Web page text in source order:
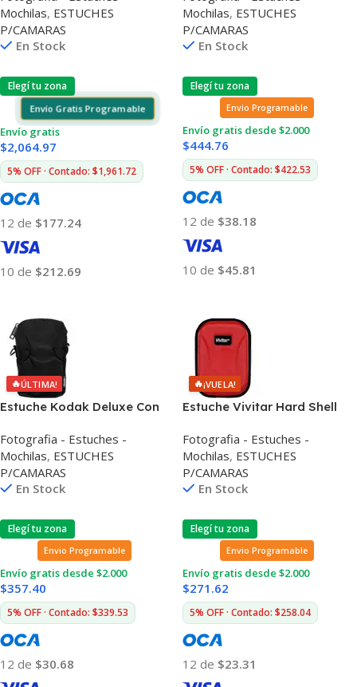
Mochilas, ESTUCHES
P/CAMARAS
En Stock
Elegí tu zona
Envío Gratis Programable
Envío gratis
$2,064.97
5% OFF · Contado: $1,961.72
12 de $177.24
10 de $212.69
Mochilas, ESTUCHES
P/CAMARAS
En Stock
Elegí tu zona
Envio Programable
Envío gratis desde $2.000
$444.76
5% OFF · Contado: $422.53
12 de $38.18
10 de $45.81
🔥ÚLTIMA!
Estuche Kodak Deluxe Con
Fotografia - Estuches -
Mochilas, ESTUCHES
P/CAMARAS
En Stock
Elegí tu zona
Envio Programable
Envío gratis desde $2.000
$357.40
5% OFF · Contado: $339.53
12 de $30.68
🔥¡VUELA!
Estuche Vivitar Hard Shell
Fotografia - Estuches -
Mochilas, ESTUCHES
P/CAMARAS
En Stock
Elegí tu zona
Envio Programable
Envío gratis desde $2.000
$271.62
5% OFF · Contado: $258.04
12 de $23.31